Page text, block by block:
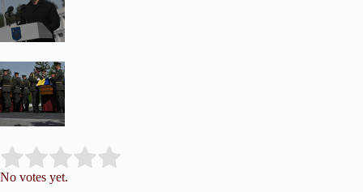
Rate this item:
No votes yet.